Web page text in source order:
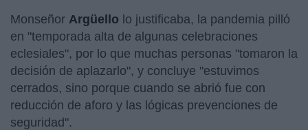
Monseñor Argüello lo justificaba, la pandemia pilló
en "temporada alta de algunas celebraciones
eclesiales", por lo que muchas personas "tomaron la
decisión de aplazarlo", y concluye "estuvimos
cerrados, sino porque cuando se abrió fue con
reducción de aforo y las lógicas prevenciones de
seguridad".